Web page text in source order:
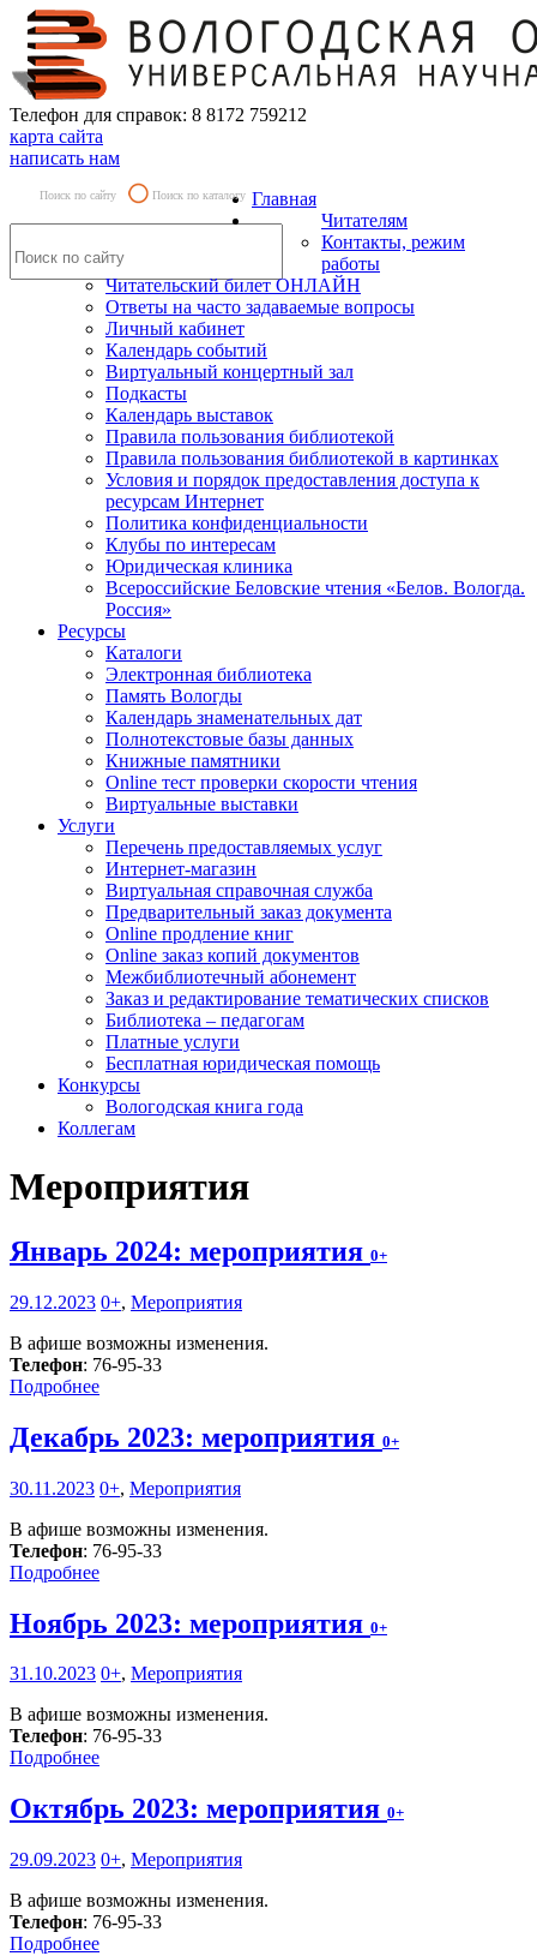
Телефон для справок: 8 8172 759212
карта сайта
написать нам
Поиск по сайту Поиск по каталогу Главная
Читателям
Контакты, режим
работы
Читательский билет ОНЛАЙН
Ответы на часто задаваемые вопросы
Личный кабинет
Календарь событий
Виртуальный концертный зал
Подкасты
Календарь выставок
Правила пользования библиотекой
Правила пользования библиотекой в картинках
Условия и порядок предоставления доступа к
ресурсам Интернет
Политика конфиденциальности
Клубы по интересам
Юридическая клиника
Всероссийские Беловские чтения «Белов. Вологда.
Россия»
Ресурсы
Каталоги
Электронная библиотека
Память Вологды
Календарь знаменательных дат
Полнотекстовые базы данных
Книжные памятники
Online тест проверки скорости чтения
Виртуальные выставки
Услуги
Перечень предоставляемых услуг
Интернет-магазин
Виртуальная справочная служба
Предварительный заказ документа
Online продление книг
Online заказ копий документов
Межбиблиотечный абонемент
Заказ и редактирование тематических списков
Библиотека – педагогам
Платные услуги
Бесплатная юридическая помощь
Конкурсы
Вологодская книга года
Коллегам
Мероприятия
Январь 2024: мероприятия 0+
29.12.2023 0+, Мероприятия
В афише возможны изменения.
Телефон: 76-95-33
Подробнее
Декабрь 2023: мероприятия 0+
30.11.2023 0+, Мероприятия
В афише возможны изменения.
Телефон: 76-95-33
Подробнее
Ноябрь 2023: мероприятия 0+
31.10.2023 0+, Мероприятия
В афише возможны изменения.
Телефон: 76-95-33
Подробнее
Октябрь 2023: мероприятия 0+
29.09.2023 0+, Мероприятия
В афише возможны изменения.
Телефон: 76-95-33
Подробнее